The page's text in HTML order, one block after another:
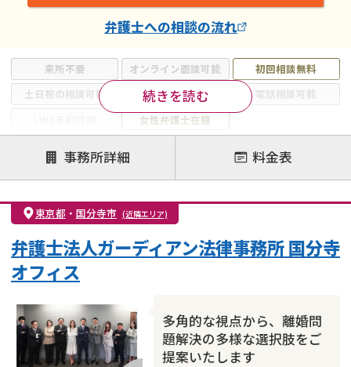
来所不要 オンライン面談可能
初回相談無料
土日祝の相談可能
19時以降電話可能
電話相談可能
女性弁護士在籍
注力案件
離婚前相談
離婚調停
離婚裁判
親権・面会交流権
DV
モラハラ
不貞・不倫慰謝料請求
国際離婚
財産分与
内縁の夫婦 熟年離婚
続きを読む
弁護士への相談の流れ
事務所詳細 料金表
東京都 ・ 国分寺市 (近隣エリア)
多角的な視点から、離婚問
題解決の多様な選択肢をご
提案いたします
弁護士法人ガーディアン法律事務所 国分寺
オフィス